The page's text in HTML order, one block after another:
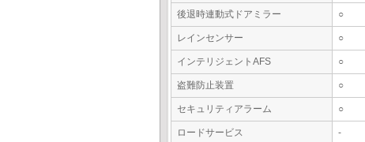
後退時連動式ドアミラー ○
レインセンサー ○
インテリジェントAFS ○
盗難防止装置 ○
セキュリティアラーム ○
ロードサービス -